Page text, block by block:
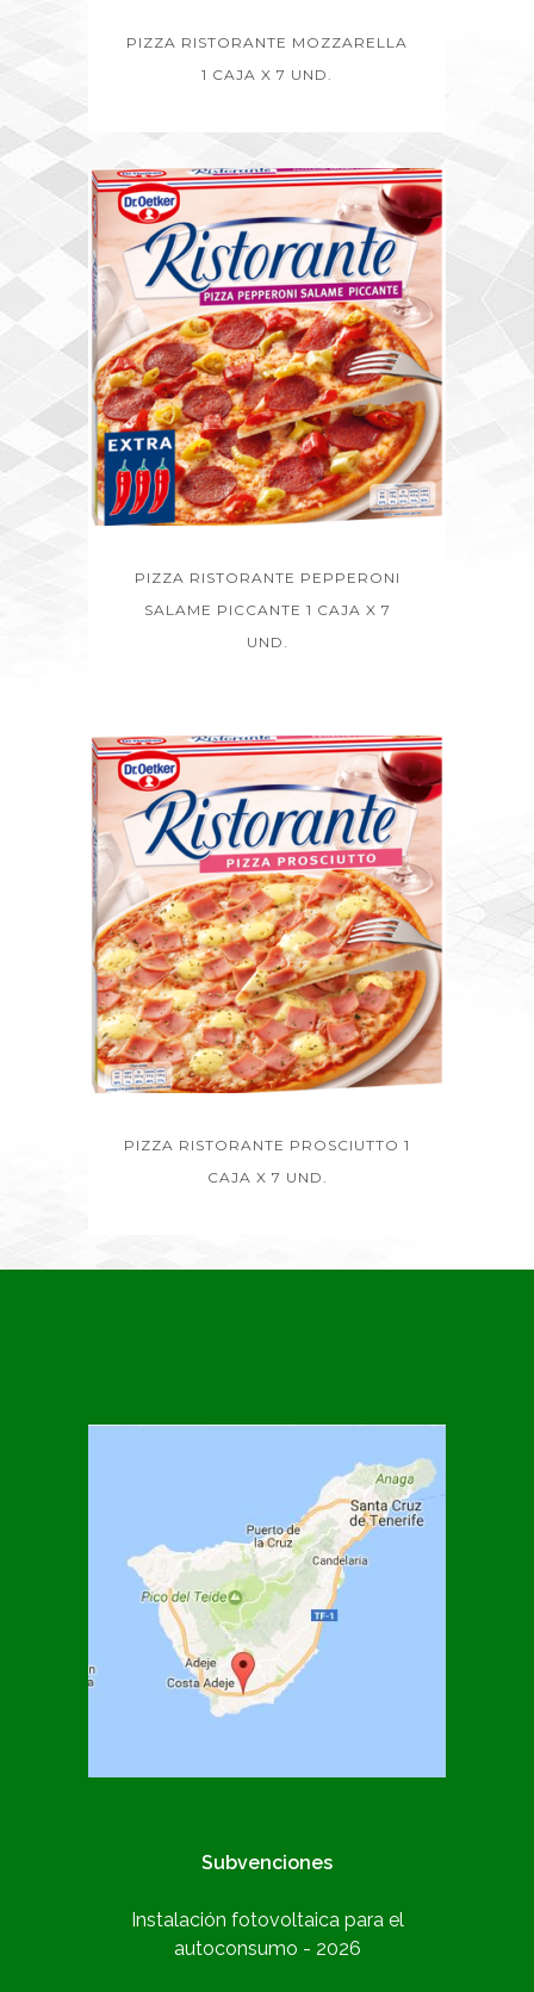
PIZZA RISTORANTE MOZZARELLA
1 CAJA X 7 UND.
PIZZA RISTORANTE PEPPERONI
SALAME PICCANTE 1 CAJA X 7
UND.
PIZZA RISTORANTE PROSCIUTTO 1
CAJA X 7 UND.
Subvenciones
Instalación fotovoltaica para el
autoconsumo - 2026